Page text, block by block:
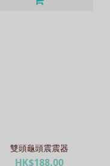
雙頭龜頭震震器
HK$188.00